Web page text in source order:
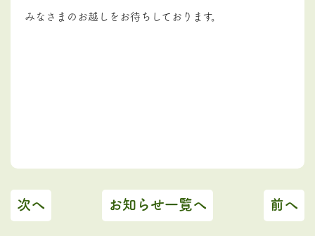
みなさまのお越しをお待ちしております。
次へ お知らせ一覧へ 前へ